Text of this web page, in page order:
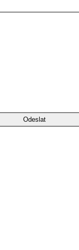
Odeslat